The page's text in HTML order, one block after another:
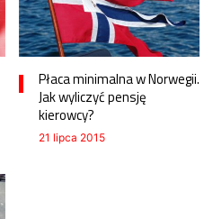
Płaca minimalna w Norwegii.
Jak wyliczyć pensję
kierowcy?
21 lipca 2015